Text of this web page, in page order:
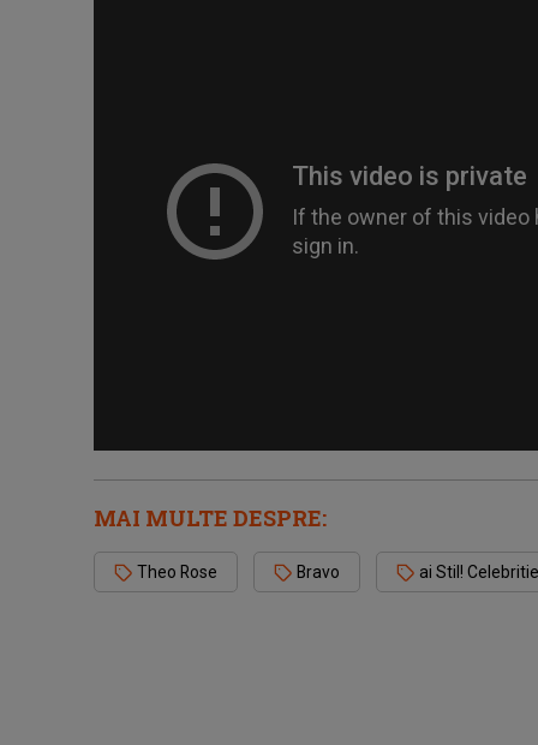
MAI MULTE DESPRE:
Theo Rose Bravo ai Stil!